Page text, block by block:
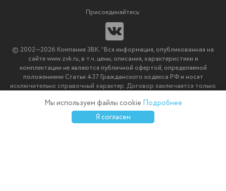
Мультимедийное оборудование
Импортозамещение ПО
© 2002—2026 Компания ЗВК. *Вся информация, опубликованная на
сайте www.zvk.ru, в т.ч. цены, описания, характеристики и
комплектации не являются публичной офертой, определяемой
положениями Статьи 437 Гражданского кодекса РФ и носят
исключительно справочный характер. Договор заключается только
ЗВК.
Присоединяйтесь:
0
Избранное
0
Сравнение Корзина
Мы используем файлы cookie Подробнее
Я согласен